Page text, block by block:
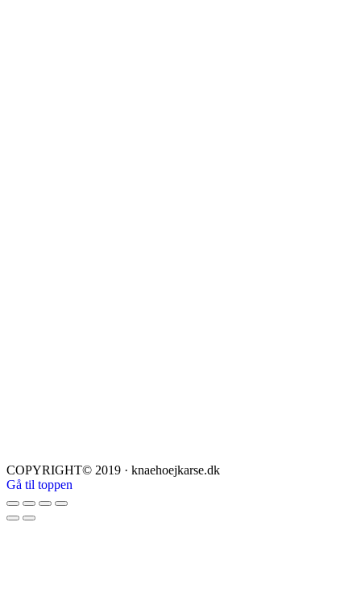
COPYRIGHT© 2019 · knaehoejkarse.dk
Gå til toppen